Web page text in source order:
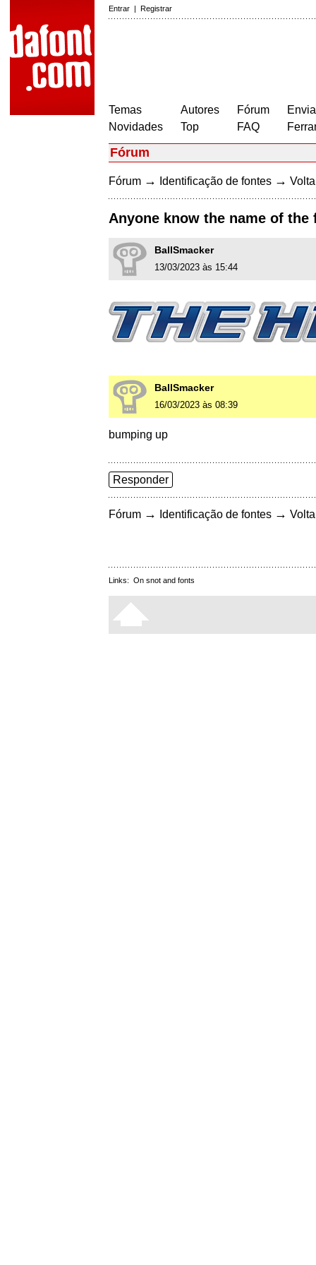
Entrar | Registrar
Temas
Novidades
Autores
Top
Fórum
FAQ
Fórum
Fórum → Identificação de fontes →
Anyone know the name of the
BallSmacker
13/03/2023 às 15:44
BallSmacker
16/03/2023 às 08:39
bumping up
Responder
Fórum → Identificação de fontes →
Links: On snot and fonts